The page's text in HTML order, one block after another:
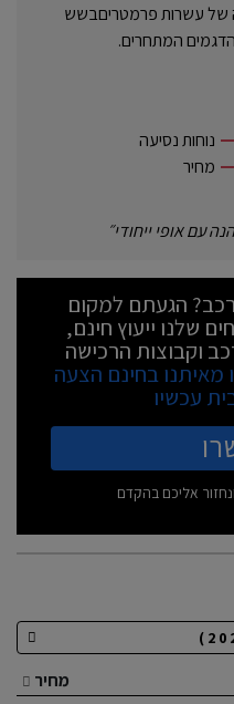
של עשרות פרמטריםבשש
הדגמים המתחרים.
נוחות נסיעה
מחיר
עם אופי ייחודי״
הגעתם למקום
שלנו ייעוץ חינם,
וקבוצות הרכישה
מאיתנו בחינם הצעה
עכשיו
ונחזור אליכם בהקדם
מחיר